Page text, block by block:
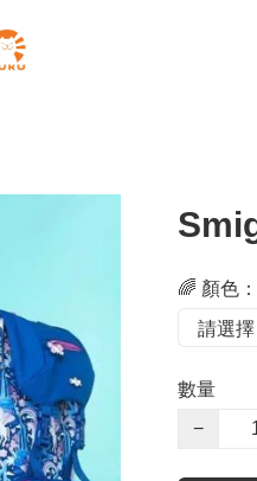
🌈 顏色：
數量
−